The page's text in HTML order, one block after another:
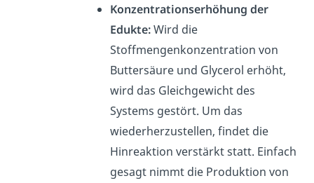
Konzentrationserhöhung der
Edukte:Wird die
Stoffmengenkonzentration von
Buttersäure und Glycerol erhöht,
wird das Gleichgewicht des
Systems gestört. Um das
wiederherzustellen, findet die
Hinreaktion verstärkt statt. Einfach
gesagt nimmt die Produktion von